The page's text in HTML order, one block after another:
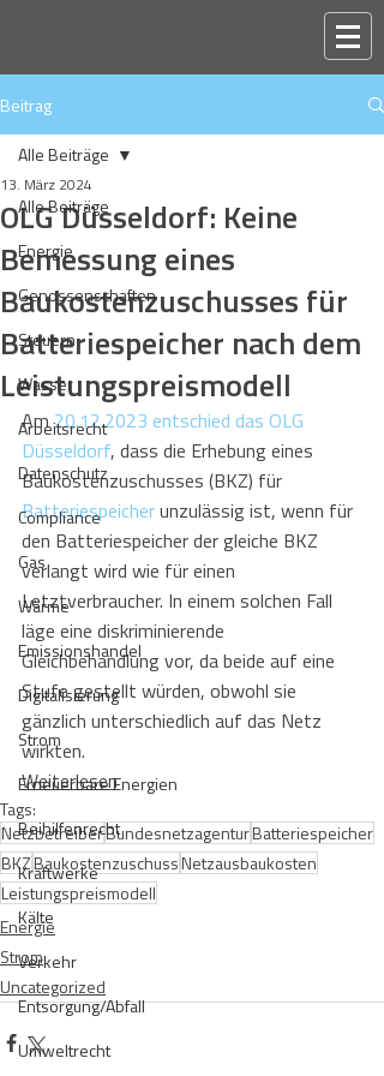
Beitrag
Alle Beiträge
Energie
Genossenschaften
Steuern
Wasser
Arbeitsrecht
Datenschutz
Compliance
Gas
Wärme
Emissionshandel
Digitalisierung
Strom
Erneuerbare Energien
Beihilfenrecht
Kraftwerke
Kälte
Verkehr
Entsorgung/Abfall
Umweltrecht
Alle Beiträge
OLG Düsseldorf: Keine
Bemessung eines
Baukostenzuschusses für
Batteriespeicher nach dem
Leistungspreismodell
13. März 2024
Am 20.12.2023 entschied das OLG
Düsseldorf, dass die Erhebung eines
Baukostenzuschusses (BKZ) für
Batteriespeicher unzulässig ist, wenn für
den Batteriespeicher der gleiche BKZ
verlangt wird wie für einen
Letztverbraucher. In einem solchen Fall
läge eine diskriminierende
Gleichbehandlung vor, da beide auf eine
Stufe gestellt würden, obwohl sie
gänzlich unterschiedlich auf das Netz
wirkten.
Weiterlesen
Tags:
NetzbetreiberBundesnetzagenturBatteriespeicher
BKZBaukostenzuschussNetzausbaukosten
Leistungspreismodell
Energie
Strom
Uncategorized